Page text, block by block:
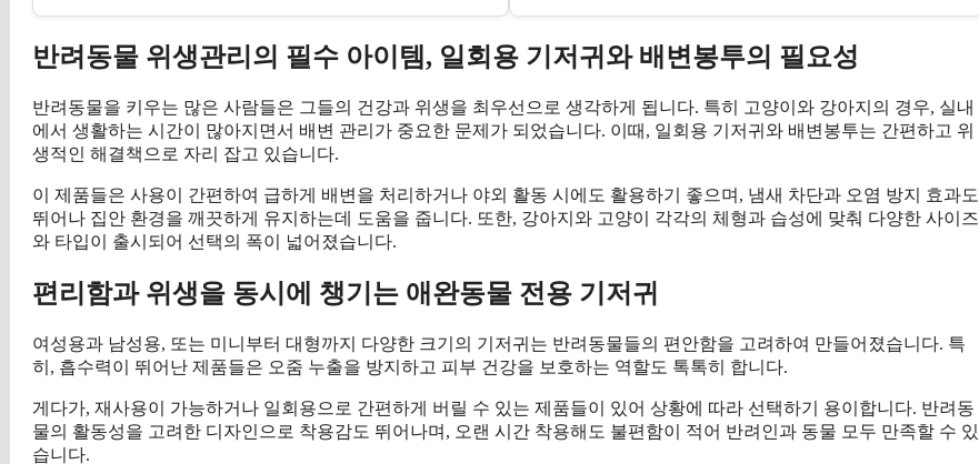
반려동물 위생관리의 필수 아이템, 일회용 기저귀와 배변봉투의 필요성
반려동물을 키우는 많은 사람들은 그들의 건강과 위생을 최우선으로 생각하게 됩니다. 특히 고양이와 강아지의 경우, 실내
에서 생활하는 시간이 많아지면서 배변 관리가 중요한 문제가 되었습니다. 이때, 일회용 기저귀와 배변봉투는 간편하고 위
생적인 해결책으로 자리 잡고 있습니다.
이 제품들은 사용이 간편하여 급하게 배변을 처리하거나 야외 활동 시에도 활용하기 좋으며, 냄새 차단과 오염 방지 효과도
뛰어나 집안 환경을 깨끗하게 유지하는데 도움을 줍니다. 또한, 강아지와 고양이 각각의 체형과 습성에 맞춰 다양한 사이즈
와 타입이 출시되어 선택의 폭이 넓어졌습니다.
편리함과 위생을 동시에 챙기는 애완동물 전용 기저귀
여성용과 남성용, 또는 미니부터 대형까지 다양한 크기의 기저귀는 반려동물들의 편안함을 고려하여 만들어졌습니다. 특
히, 흡수력이 뛰어난 제품들은 오줌 누출을 방지하고 피부 건강을 보호하는 역할도 톡톡히 합니다.
게다가, 재사용이 가능하거나 일회용으로 간편하게 버릴 수 있는 제품들이 있어 상황에 따라 선택하기 용이합니다. 반려동
물의 활동성을 고려한 디자인으로 착용감도 뛰어나며, 오랜 시간 착용해도 불편함이 적어 반려인과 동물 모두 만족할 수 있
습니다.